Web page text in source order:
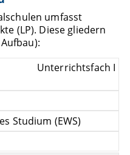
umfasst
(LP). Diese gliedern
Unterrichtsfach I
Studium (EWS)